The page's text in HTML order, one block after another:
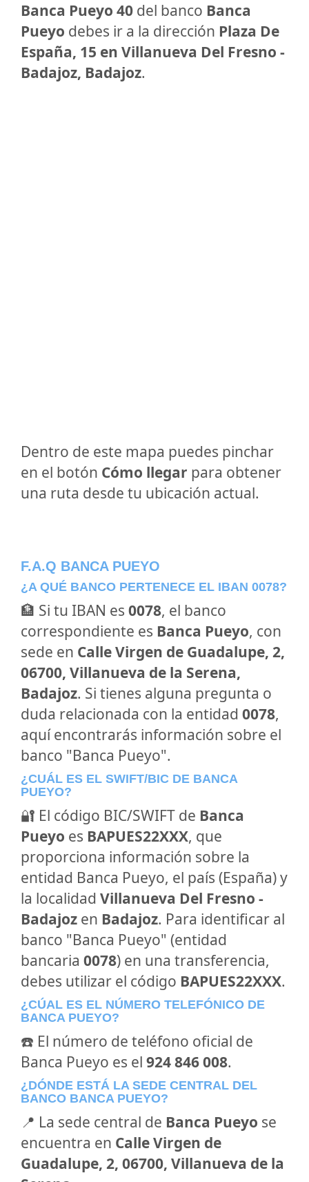
Banca Pueyo 40 del banco Banca
Pueyo debes ir a la dirección Plaza De
España, 15 en Villanueva Del Fresno -
Badajoz, Badajoz.
Dentro de este mapa puedes pinchar
en el botón Cómo llegar para obtener
una ruta desde tu ubicación actual.
F.A.Q BANCA PUEYO
¿A QUÉ BANCO PERTENECE EL IBAN 0078?
🏦 Si tu IBAN es 0078, el banco
correspondiente es Banca Pueyo, con
sede en Calle Virgen de Guadalupe, 2,
06700, Villanueva de la Serena,
Badajoz. Si tienes alguna pregunta o
duda relacionada con la entidad 0078,
aquí encontrarás información sobre el
banco "Banca Pueyo".
¿CUÁL ES EL SWIFT/BIC DE BANCA
PUEYO?
🔐 El código BIC/SWIFT de Banca
Pueyo es BAPUES22XXX, que
proporciona información sobre la
entidad Banca Pueyo, el país (España) y
la localidad Villanueva Del Fresno -
Badajoz en Badajoz. Para identificar al
banco "Banca Pueyo" (entidad
bancaria 0078) en una transferencia,
debes utilizar el código BAPUES22XXX.
¿CÚAL ES EL NÚMERO TELEFÓNICO DE
BANCA PUEYO?
☎️ El número de teléfono oficial de
Banca Pueyo es el 924 846 008.
¿DÓNDE ESTÁ LA SEDE CENTRAL DEL
BANCO BANCA PUEYO?
📍 La sede central de Banca Pueyo se
encuentra en Calle Virgen de
Guadalupe, 2, 06700, Villanueva de la